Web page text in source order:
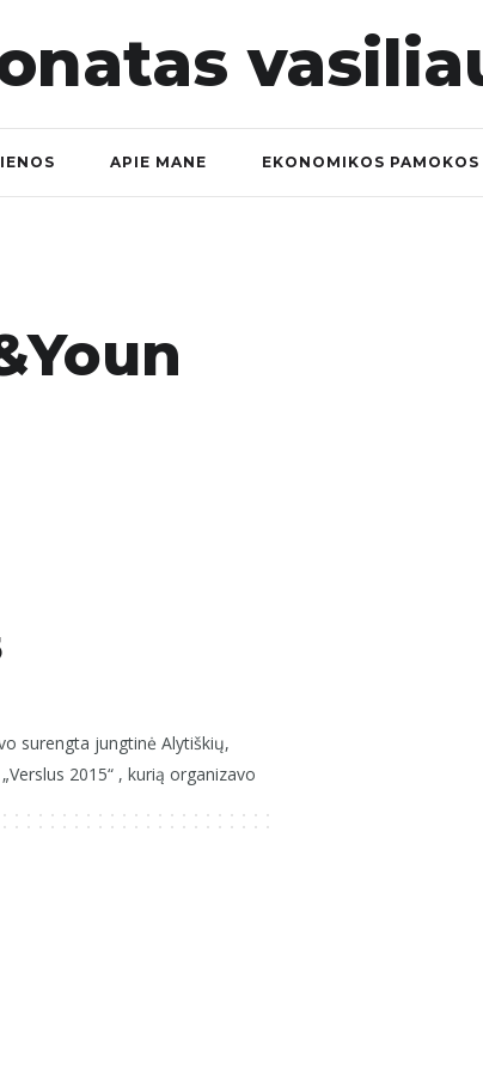
APIE MANE EKONOMIKOS PAMOKOS
surengta jungtinė Alytiškių,
2015“ , kurią organizavo